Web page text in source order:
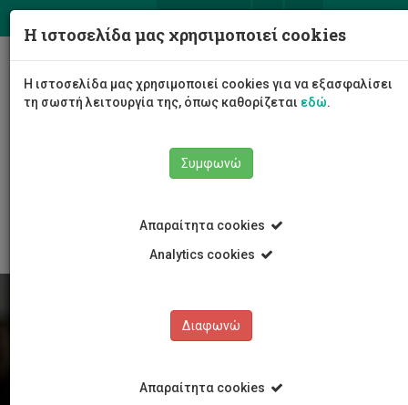
Η ιστοσελίδα μας χρησιμοποιεί cookies
Η ιστοσελίδα μας χρησιμοποιεί cookies για να εξασφαλίσει
τη σωστή λειτουργία της, όπως καθορίζεται εδώ.
Συμφωνώ
Απαραίτητα cookies
Analytics cookies
Διαφωνώ
Απαραίτητα cookies